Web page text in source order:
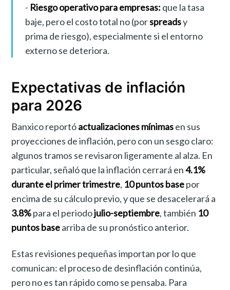
- Riesgo operativo para empresas: que la tasa
baje, pero el costo total no (porspreadsy
prima de riesgo), especialmente si el entorno
externo se deteriora.
Expectativas de inflación
para 2026
Banxico reportóactualizaciones mínimasen sus
proyecciones de inflación, pero con un sesgo claro:
algunos tramos se revisaron ligeramente al alza. En
particular, señaló que la inflación cerrará en4.1%
durante el primer trimestre, 10 puntos basepor
encima de su cálculo previo, y que se desacelerará a
3.8%para el periodojulio-septiembre, también 10
puntos basearriba de su pronóstico anterior.
Estas revisiones pequeñas importan por lo que
comunican: el proceso de desinflación continúa,
pero no es tan rápido como se pensaba. Para